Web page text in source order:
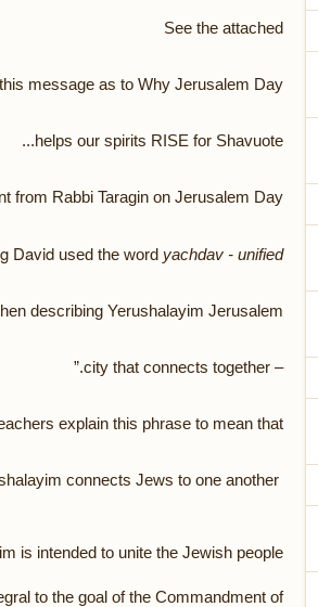
See the attached
message as to Why Jerusalem Day
helps our spirits RISE for Shavuote...
from Rabbi Taragin on Jerusalem Day
David used the word yachdav - unified -
describing Yerushalayim Jerusalem
– city that connects together.”
explain this phrase to mean that
is intended to unite the Jewish people.
to the goal of the Commandment of